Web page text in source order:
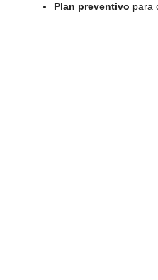
Plan preventivo para